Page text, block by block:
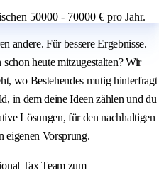
50000 - 70000 € pro Jahr.
andere. Für bessere Ergebnisse.
heute mitzugestalten? Wir
wo Bestehendes mutig hinterfragt
in dem deine Ideen zählen und du
Lösungen, für den nachhaltigen
eigenen Vorsprung.
Tax Team zum